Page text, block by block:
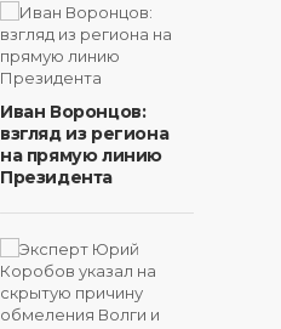
Иван Воронцов:
взгляд из региона
на прямую линию
Президента